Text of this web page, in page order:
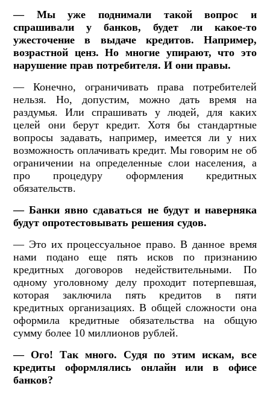
— Мы уже поднимали такой вопрос и
спрашивали у банков, будет ли какое-то
ужесточение в выдаче кредитов. Например,
возрастной ценз. Но многие упирают, что это
нарушение прав потребителя. И они правы.
— Конечно, ограничивать права потребителей
нельзя. Но, допустим, можно дать время на
раздумья. Или спрашивать у людей, для каких
целей они берут кредит. Хотя бы стандартные
вопросы задавать, например, имеется ли у них
возможность оплачивать кредит. Мы говорим не об
ограничении на определенные слои населения, а
про процедуру оформления кредитных
обязательств.
— Банки явно сдаваться не будут и наверняка
будут опротестовывать решения судов.
— Это их процессуальное право. В данное время
нами подано еще пять исков по признанию
кредитных договоров недействительными. По
одному уголовному делу проходит потерпевшая,
которая заключила пять кредитов в пяти
кредитных организациях. В общей сложности она
оформила кредитные обязательства на общую
сумму более 10 миллионов рублей.
— Ого! Так много. Судя по этим искам, все
кредиты оформлялись онлайн или в офисе
банков?